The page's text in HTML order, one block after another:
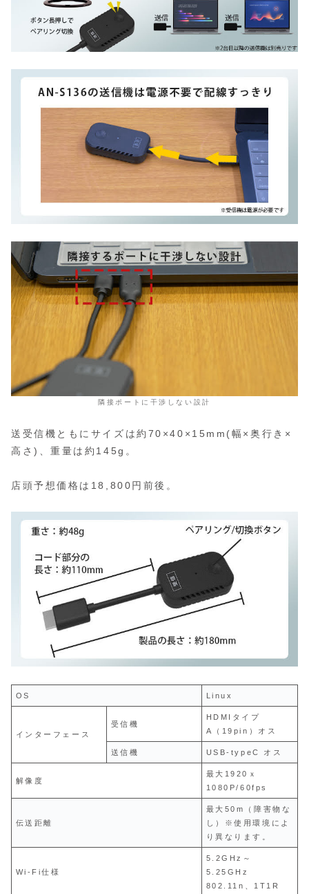
隣接ポートに干渉しない設計
送受信機ともにサイズは約70×40×15mm(幅×奥行き×
高さ)、重量は約145g。
店頭予想価格は18,800円前後。
OS Linux
インターフェース
受信機
HDMIタイプ
A（19pin）オス
送信機 USB-typeC オス
解像度
最大1920ｘ
1080P/60fps
伝送距離
最大50m（障害物な
し）※使用環境によ
り異なります。
Wi-Fi仕様
5.2GHz～
5.25GHz
802.11n、1T1R